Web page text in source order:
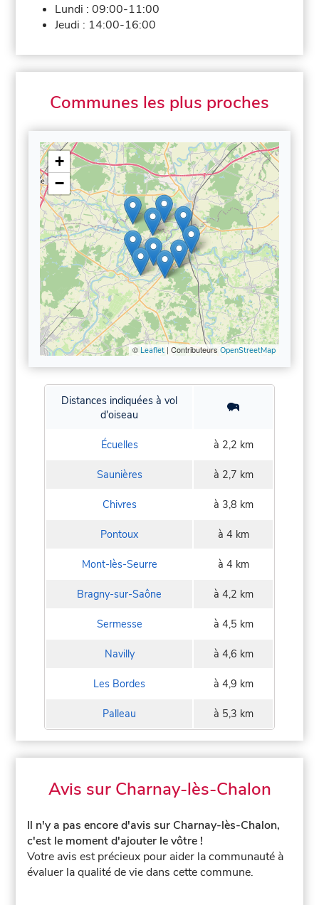
Lundi :09:00-11:00
Jeudi : 14:00-16:00
Communes les plus proches
+
−
© Leaflet| Contributeurs OpenStreetMap
Distances indiquées à vol
d'oiseau
Écuelles à 2,2 km
Saunières à 2,7 km
Chivres à 3,8 km
Pontoux à 4 km
Mont-lès-Seurre à 4 km
Bragny-sur-Saône à 4,2 km
Sermesse à 4,5 km
Navilly à 4,6 km
Les Bordes à 4,9 km
Palleau à 5,3 km
Avis sur Charnay-lès-Chalon
Il n'y a pas encore d'avis sur Charnay-lès-Chalon,
c'est le moment d'ajouter le vôtre !
Votre avis est précieux pour aider la communauté à
évaluer la qualité de vie dans cette commune.